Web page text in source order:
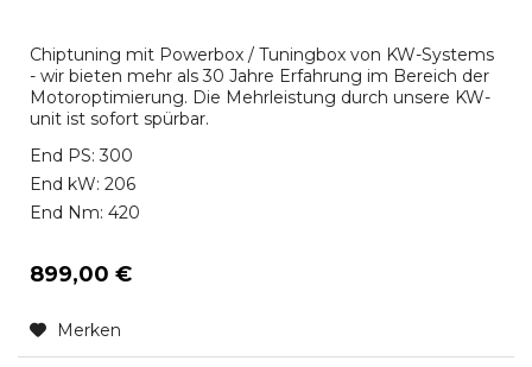
Chiptuning mit Powerbox / Tuningbox von KW-Systems
- wir bieten mehr als 30 Jahre Erfahrung im Bereich der
Motoroptimierung. Die Mehrleistung durch unsere KW-
unit ist sofort spürbar.
End PS: 300
End kW: 206
End Nm: 420
899,00 €
Merken